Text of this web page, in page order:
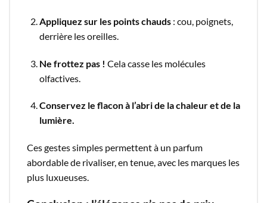
Appliquez sur les points chauds: cou, poignets,
derrière les oreilles.
Ne frottez pas ! Cela casse les molécules
olfactives.
Conservez le flacon à l’abri de la chaleur et de la
lumière.
Ces gestes simples permettent à un parfum
abordable de rivaliser, en tenue, avec les marques les
plus luxueuses.